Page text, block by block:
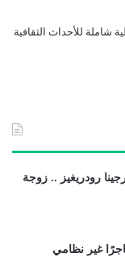
شاملة للأحداث الثقافية
رودريغيز .. زوجة